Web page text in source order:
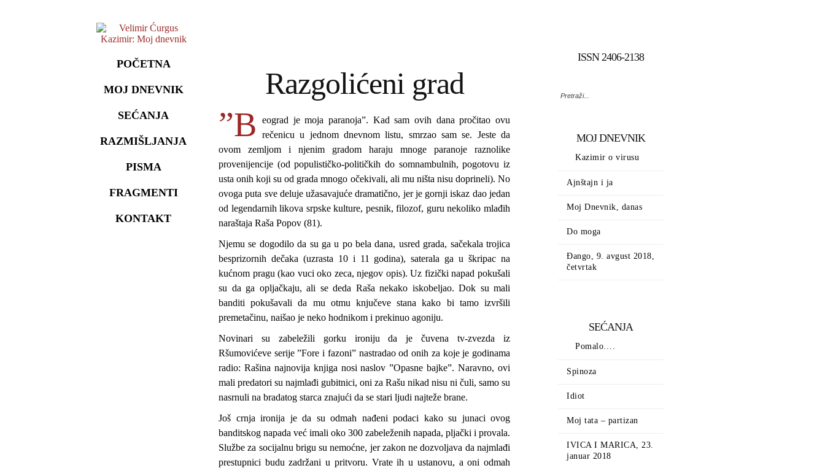
POČETNA
MOJ DNEVNIK
SEĆANJA
RAZMIŠLJANJA
PISMA
FRAGMENTI
KONTAKT
Razgolićeni grad
”B
eograd je moja paranoja”. Kad sam ovih dana pročitao ovu
rečenicu u jednom dnevnom listu, smrzao sam se. Jeste da
ovom zemljom i njenim gradom haraju mnoge paranoje raznolike
provenijencije (od populističko-političkih do somnambulnih, pogotovu iz
usta onih koji su od grada mnogo očekivali, ali mu ništa nisu doprineli). No
ovoga puta sve deluje užasavajuće dramatično, jer je gornji iskaz dao jedan
od legendarnih likova srpske kulture, pesnik, filozof, guru nekoliko mlađih
naraštaja Raša Popov (81).
Njemu se dogodilo da su ga u po bela dana, usred grada, sačekala trojica
besprizornih dečaka (uzrasta 10 i 11 godina), saterala ga u škripac na
kućnom pragu (kao vuci oko zeca, njegov opis). Uz fizički napad pokušali
su da ga opljačkaju, ali se deda Raša nekako iskobeljao. Dok su mali
banditi pokušavali da mu otmu knjučeve stana kako bi tamo izvršili
premetačinu, naišao je neko hodnikom i prekinuo agoniju.
Novinari su zabeležili gorku ironiju da je čuvena tv-zvezda iz
Ršumovićeve serije ”Fore i fazoni” nastradao od onih za koje je godinama
radio: Rašina najnovija knjiga nosi naslov ”Opasne bajke”. Naravno, ovi
mali predatori su najmlađi gubitnici, oni za Rašu nikad nisu ni čuli, samo su
nasrnuli na bradatog starca znajući da se stari ljudi najteže brane.
Još crnja ironija je da su odmah nađeni podaci kako su junaci ovog
banditskog napada već imali oko 300 zabeleženih napada, pljački i provala.
Službe za socijalnu brigu su nemoćne, jer zakon ne dozvoljava da najmlađi
prestupnici budu zadržani u pritvoru. Vrate ih u ustanovu, a oni odmah
ISSN 2406-2138
MOJ DNEVNIK
Kazimir o virusu
Ajnštajn i ja
Moj Dnevnik, danas
Do moga
Đango, 9. avgust 2018,
četvrtak
SEĆANJA
Pomalo….
Spinoza
Idiot
Moj tata – partizan
IVICA I MARICA, 23.
januar 2018